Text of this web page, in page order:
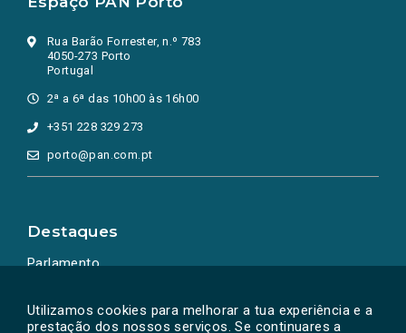
Utilizamos cookies para melhorar a tua experiência e a
prestação dos nossos serviços. Se continuares a
Rua Barão Forrester, n.º 783
4050-273 Porto
Portugal
2ª a 6ª das 10h00 às 16h00
+351 228 329 273
porto@pan.com.pt
Destaques
Parlamento